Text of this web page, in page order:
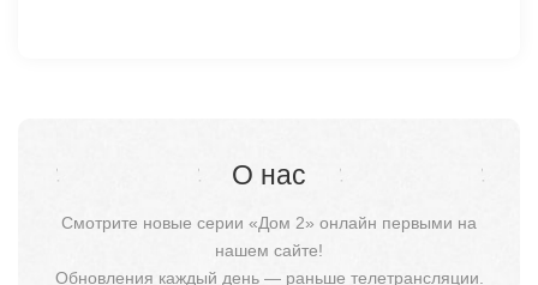
О нас
Смотрите новые серии «Дом 2» онлайн первыми на
нашем сайте!
Обновления каждый день — раньше телетрансляции.